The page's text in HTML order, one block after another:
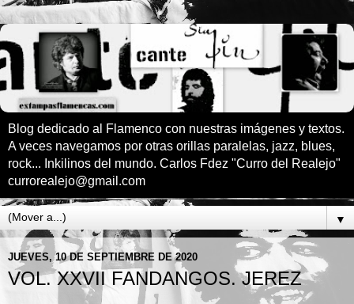
Blog dedicado al Flamenco con nuestras imágenes y textos.
A veces navegamos por otras orillas paralelas, jazz, blues,
rock... Inkilinos del mundo. Carlos Fdez "Curro del Realejo"
currorealejo@gmail.com
▼
JUEVES, 10 DE SEPTIEMBRE DE 2020
VOL. XXVII FANDANGOS. JEREZ